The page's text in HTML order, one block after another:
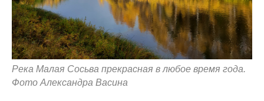
Река Малая Сосьва прекрасная в любое время года.
Фото Александра Васина